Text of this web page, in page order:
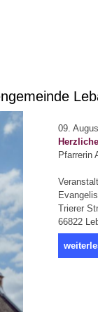
09.
Pfarrerin
Trierer
66822